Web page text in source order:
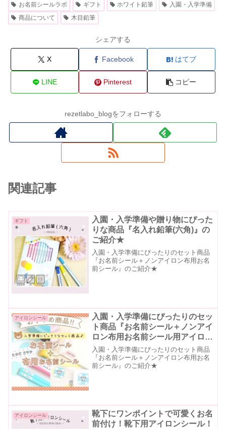
お名前シールラボ
ギフト ホワイト鉛筆
入園・入学準備
商品について
木目鉛筆
シェアする
X Facebook はてブ
LINE Pinterest コピー
rezetlabo_blogをフォローする
関連記事
ギフト
入園・入学準備や贈り物にぴった
りな商品『名入れ鉛筆(六角)』の
ご紹介★
入園・入学準備にぴったりのセット商品
『お名前シール＋ノンアイロン布用お名
前シール』のご紹介★
アイロンシール
入園・入学準備にぴったりのセッ
ト商品『お名前シール＋ノンアイ
ロン布用お名前シール用アイロン
シール』のご紹介★
入園・入学準備にぴったりのセット商品
『お名前シール＋ノンアイロン布用お名
前シール』のご紹介★
アイロンシール
靴下にワンポイントで可愛くお名
前付け！靴下用アイロンシール！